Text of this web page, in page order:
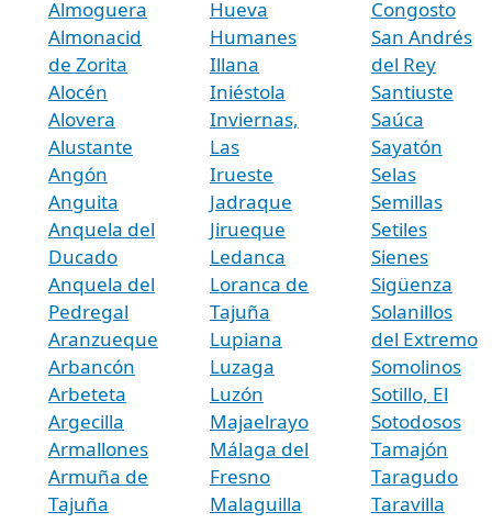
Almoguera
Almonacid
de Zorita
Alocén
Alovera
Alustante
Angón
Anguita
Anquela del
Ducado
Anquela del
Pedregal
Aranzueque
Arbancón
Arbeteta
Argecilla
Armallones
Armuña de
Tajuña
Hueva
Humanes
Illana
Iniéstola
Inviernas,
Las
Irueste
Jadraque
Jirueque
Ledanca
Loranca de
Tajuña
Lupiana
Luzaga
Luzón
Majaelrayo
Málaga del
Fresno
Malaguilla
Congosto
San Andrés
del Rey
Santiuste
Saúca
Sayatón
Selas
Semillas
Setiles
Sienes
Sigüenza
Solanillos
del Extremo
Somolinos
Sotillo, El
Sotodosos
Tamajón
Taragudo
Taravilla